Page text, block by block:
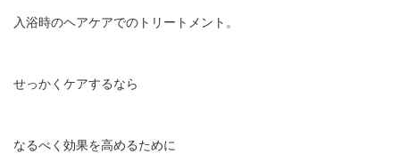
入浴時のヘアケアでのトリートメント。
せっかくケアするなら
なるべく効果を高めるために